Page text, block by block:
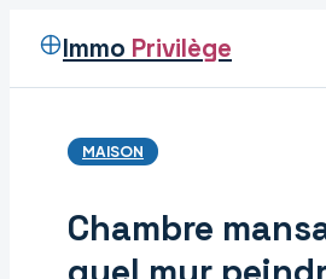
Immo Privilège
Voyage
Maison
MAISON
Chambre